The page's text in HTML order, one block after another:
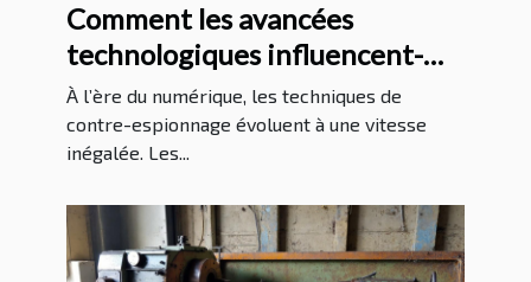
Comment les avancées
technologiques influencent-
elles les méthodes de contre-
espionnage ?
À l’ère du numérique, les techniques de
contre-espionnage évoluent à une vitesse
inégalée. Les...